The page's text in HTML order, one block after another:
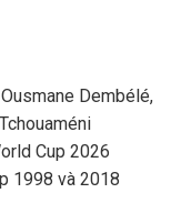
Dembélé,
Cup 2026
1998 và 2018